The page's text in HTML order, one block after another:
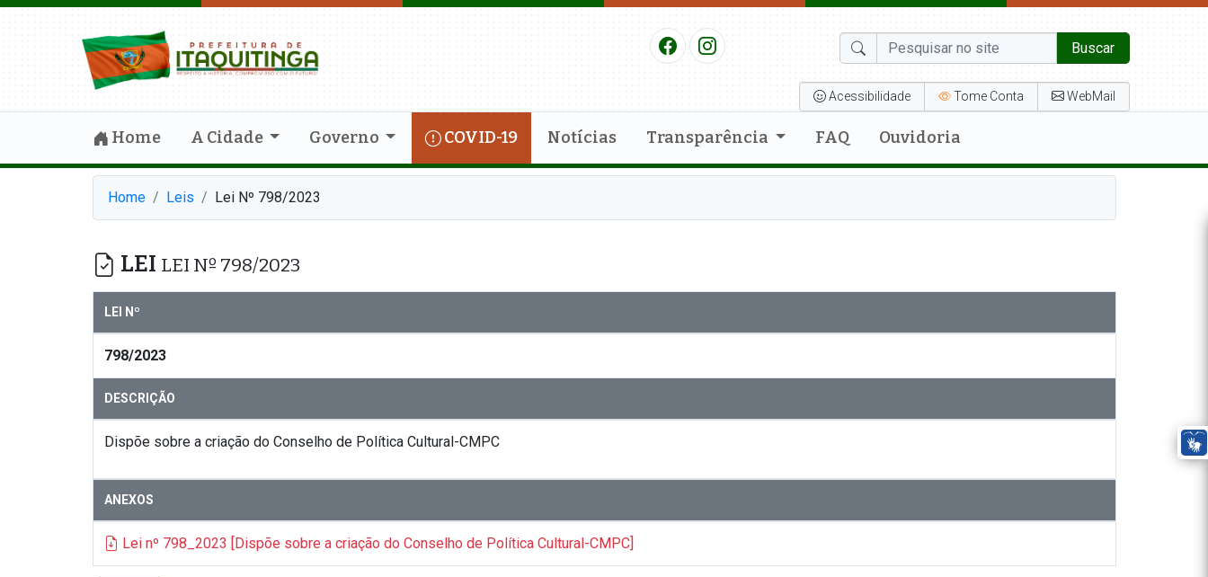
Buscar
Acessibilidade Tome Conta WebMail
Home A Cidade Governo COVID-19 Notícias Transparência FAQ Ouvidoria
Home Leis Lei Nº 798/2023
LEI LEI Nº 798/2023
LEI Nº
798/2023
DESCRIÇÃO
Dispõe sobre a criação do Conselho de Política Cultural-CMPC
ANEXOS
Lei nº 798_2023 [Dispõe sobre a criação do Conselho de Política Cultural-CMPC]